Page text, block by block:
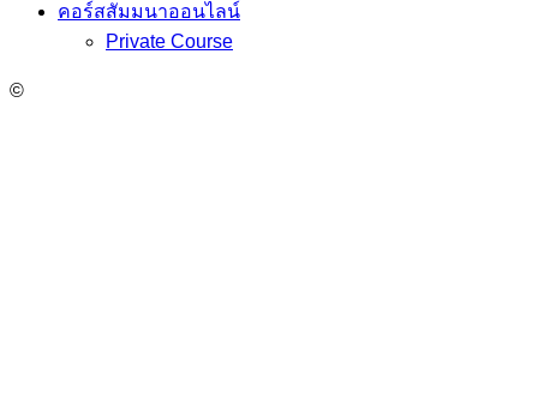
คอร์สสัมมนาออนไลน์
Private Course
©